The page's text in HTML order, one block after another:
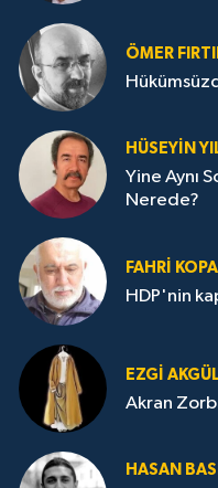
ÖMER
HÜSEYIN
Yine Aynı
Nerede?
FAHRI
HDP'nin
EZGI AKGÜL
Akran
HASAN